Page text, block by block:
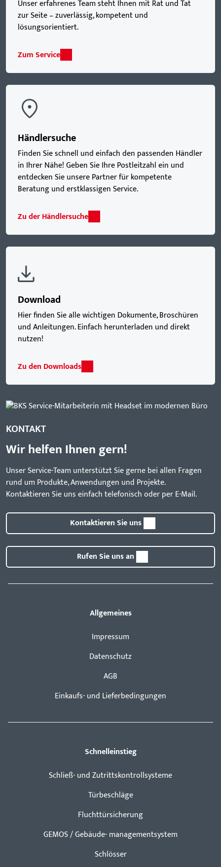
Unser erfahrenes Team steht Ihnen mit Rat und Tat
zur Seite – zuverlässig, kompetent und
lösungsorientiert.
Zum Service
Händlersuche
Finden Sie schnell und einfach den passenden Händler
in Ihrer Nähe! Geben Sie Ihre Postleitzahl ein und
entdecken Sie unsere Partner für kompetente
Beratung und erstklassigen Service.
Zu der Händlersuche
Download
Hier finden Sie alle wichtigen Dokumente, Broschüren
und Anleitungen. Einfach herunterladen und direkt
nutzen!
Zu den Downloads
KONTAKT
Wir helfen Ihnen gern!
Unser Service-Team unterstützt Sie gerne bei allen Fragen
rund um Produkte, Anwendungen und Projekte.
Kontaktieren Sie uns einfach telefonisch oder per E-Mail.
Kontaktieren Sie uns
Rufen Sie uns an
Allgemeines
Impressum
Datenschutz
AGB
Einkaufs- und Lieferbedingungen
Schnelleinstieg
Schließ- und Zutrittskontrollsysteme
Türbeschläge
Fluchttürsicherung
GEMOS / Gebäude- managementsystem
Schlösser